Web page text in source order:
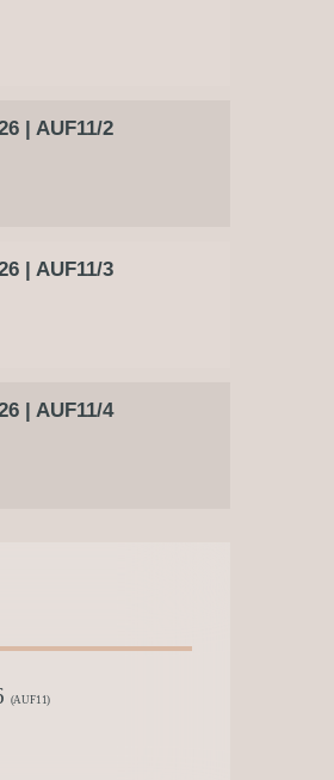
| AUF11/2
| AUF11/3
| AUF11/4
(AUF11)